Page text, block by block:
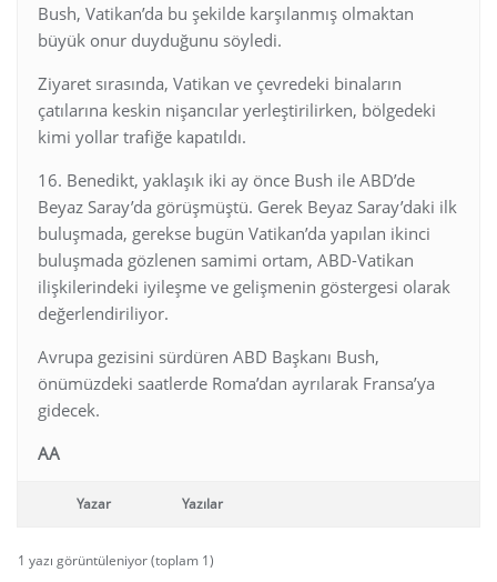
Bush, Vatikan’da bu şekilde karşılanmış olmaktan
büyük onur duyduğunu söyledi.
Ziyaret sırasında, Vatikan ve çevredeki binaların
çatılarına keskin nişancılar yerleştirilirken, bölgedeki
kimi yollar trafiğe kapatıldı.
16. Benedikt, yaklaşık iki ay önce Bush ile ABD’de
Beyaz Saray’da görüşmüştü. Gerek Beyaz Saray’daki ilk
buluşmada, gerekse bugün Vatikan’da yapılan ikinci
buluşmada gözlenen samimi ortam, ABD-Vatikan
ilişkilerindeki iyileşme ve gelişmenin göstergesi olarak
değerlendiriliyor.
Avrupa gezisini sürdüren ABD Başkanı Bush,
önümüzdeki saatlerde Roma’dan ayrılarak Fransa’ya
gidecek.
AA
Yazar Yazılar
1 yazı görüntüleniyor (toplam 1)